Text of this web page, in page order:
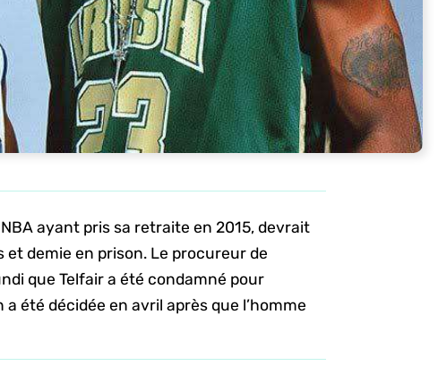
ayant pris sa retraite en 2015, devrait
demie en prison. Le procureur de
que Telfair a été condamné pour
été décidée en avril après que l’homme